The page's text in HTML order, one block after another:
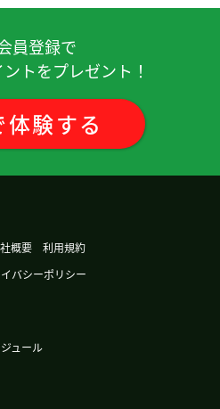
員登録で
トをプレゼント！
体験する
概要
利用規約
バシーポリシー
ュール